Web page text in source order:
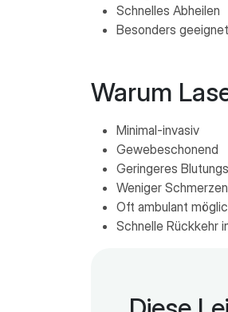
Schnelles Abheilen
Besonders
Warum
Minimal-invasiv
Gewebeschonend
Geringeres
Weniger
Oft ambulant
Schnelle Rückkehr